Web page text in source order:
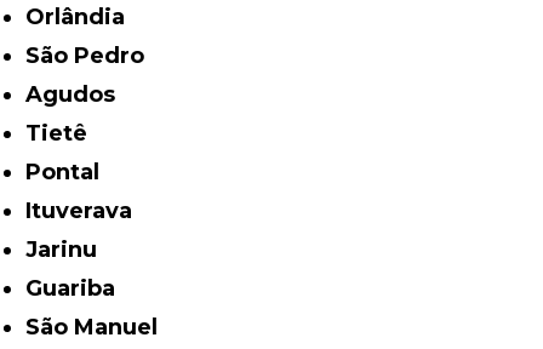
Orlândia
São Pedro
Agudos
Tietê
Pontal
Ituverava
Jarinu
Guariba
São Manuel